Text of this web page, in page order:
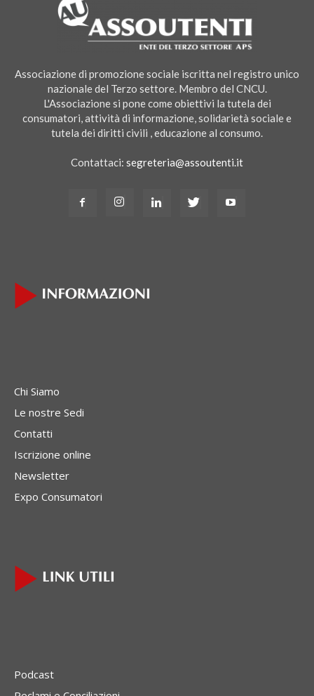
Associazione di promozione sociale iscritta nel registro unico
nazionale del Terzo settore. Membro del CNCU.
L'Associazione si pone come obiettivi la tutela dei
consumatori, attività di informazione, solidarietà sociale e
tutela dei diritti civili , educazione al consumo.
Contattaci: segreteria@assoutenti.it
Chi Siamo
Le nostre Sedi
Contatti
Iscrizione online
Newsletter
Expo Consumatori
Podcast